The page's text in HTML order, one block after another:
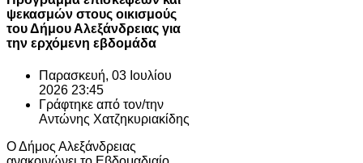
ψεκασμών στους οικισμούς
του Δήμου Αλεξάνδρειας για
την ερχόμενη εβδομάδα
Παρασκευή, 03 Ιουλίου
2026 23:45
Γράφτηκε από τον/την
Αντώνης Χατζηκυριακίδης
Ο Δήμος Αλεξάνδρειας